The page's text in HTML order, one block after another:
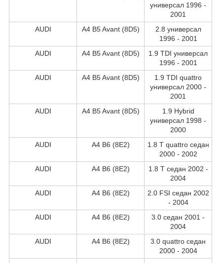
универсал 1996 -
2001
AUDI
A4 B5 Avant (8D5)
2.8 универсал
1996 - 2001
AUDI
A4 B5 Avant (8D5)
1.9 TDI универсал
1996 - 2001
AUDI
A4 B5 Avant (8D5)
1.9 TDI quattro
универсал 2000 -
2001
AUDI
A4 B5 Avant (8D5)
1.9 Hybrid
универсал 1998 -
2000
AUDI
A4 B6 (8E2)
1.8 T quattro седан
2000 - 2002
AUDI
A4 B6 (8E2)
1.8 T седан 2002 -
2004
AUDI
A4 B6 (8E2)
2.0 FSI седан 2002
- 2004
AUDI
A4 B6 (8E2)
3.0 седан 2001 -
2004
AUDI
A4 B6 (8E2)
3.0 quattro седан
2000 - 2004